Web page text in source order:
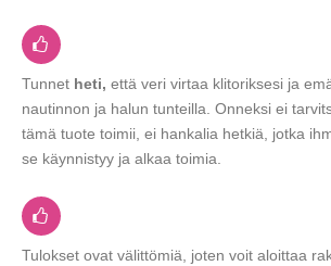
Tunnet heti, että veri virtaa klitoriksesi ja
nautinnon ja halun tunteilla. Onneksi ei
tämä tuote toimii, ei hankalia hetkiä, jotka
se käynnistyy ja alkaa toimia.
Tulokset ovat välittömiä, joten voit aloittaa